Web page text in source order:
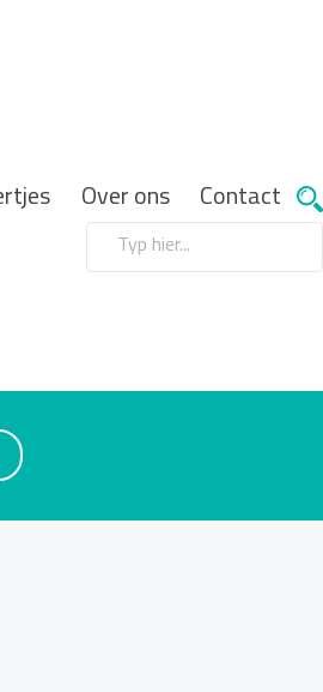
Over ons Contact